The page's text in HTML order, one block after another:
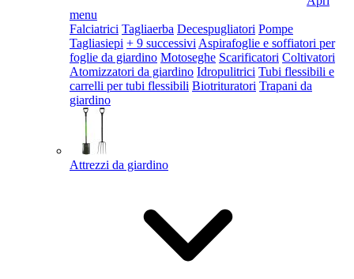
menu
Falciatrici Tagliaerba Decespugliatori Pompe
Tagliasiepi + 9 successivi Aspirafoglie e soffiatori per
foglie da giardino Motoseghe Scarificatori Coltivatori
Atomizzatori da giardino Idropulitrici Tubi flessibili e
carrelli per tubi flessibili Biotrituratori Trapani da
giardino
Attrezzi da giardino